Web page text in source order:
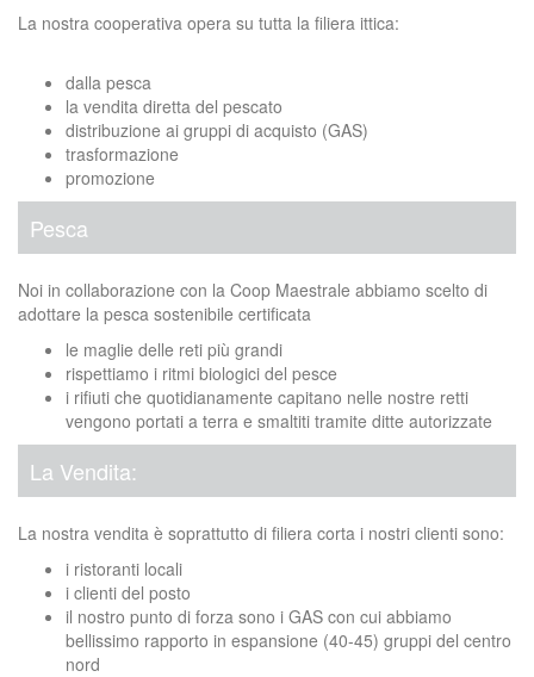
La nostra cooperativa opera su tutta la filiera ittica:
dalla pesca
la vendita diretta del pescato
distribuzione ai gruppi di acquisto (GAS)
trasformazione
promozione
Pesca
Noi in collaborazione con la Coop Maestrale abbiamo scelto di
adottare la pesca sostenibile certificata
le maglie delle reti più grandi
rispettiamo i ritmi biologici del pesce
i rifiuti che quotidianamente capitano nelle nostre retti
vengono portati a terra e smaltiti tramite ditte autorizzate
La Vendita:
La nostra vendita è soprattutto di filiera corta i nostri clienti sono:
i ristoranti locali
i clienti del posto
il nostro punto di forza sono i GAS con cui abbiamo
bellissimo rapporto in espansione (40-45) gruppi del centro
nord